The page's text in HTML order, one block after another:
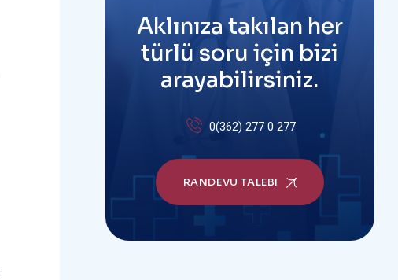
Aklınıza takılan her
türlü soru için bizi
arayabilirsiniz.
0(362) 277 0 277
RANDEVU TALEBI